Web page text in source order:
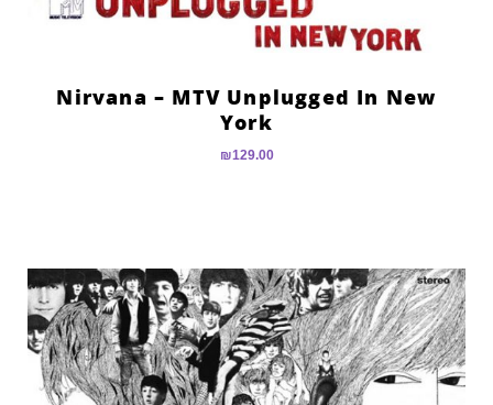
Nirvana – MTV Unplugged In New
York
₪129.00